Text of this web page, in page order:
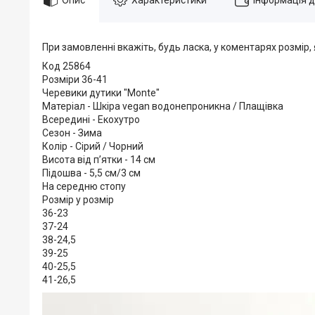
При замовленні вкажіть, будь ласка, у коментарях розмір,
Код 25864
Розміри 36-41
Черевики дутики "Monte"
Матеріал - Шкіра vegan водонепроникна / Плащівка
Всередині - Екохутро
Сезон - Зима
Колір - Сірий / Чорний
Висота від п’ятки - 14 см
Підошва - 5,5 см/3 см
На середню стопу
Розмір у розмір
36-23
37-24
38-24,5
39-25
40-25,5
41-26,5